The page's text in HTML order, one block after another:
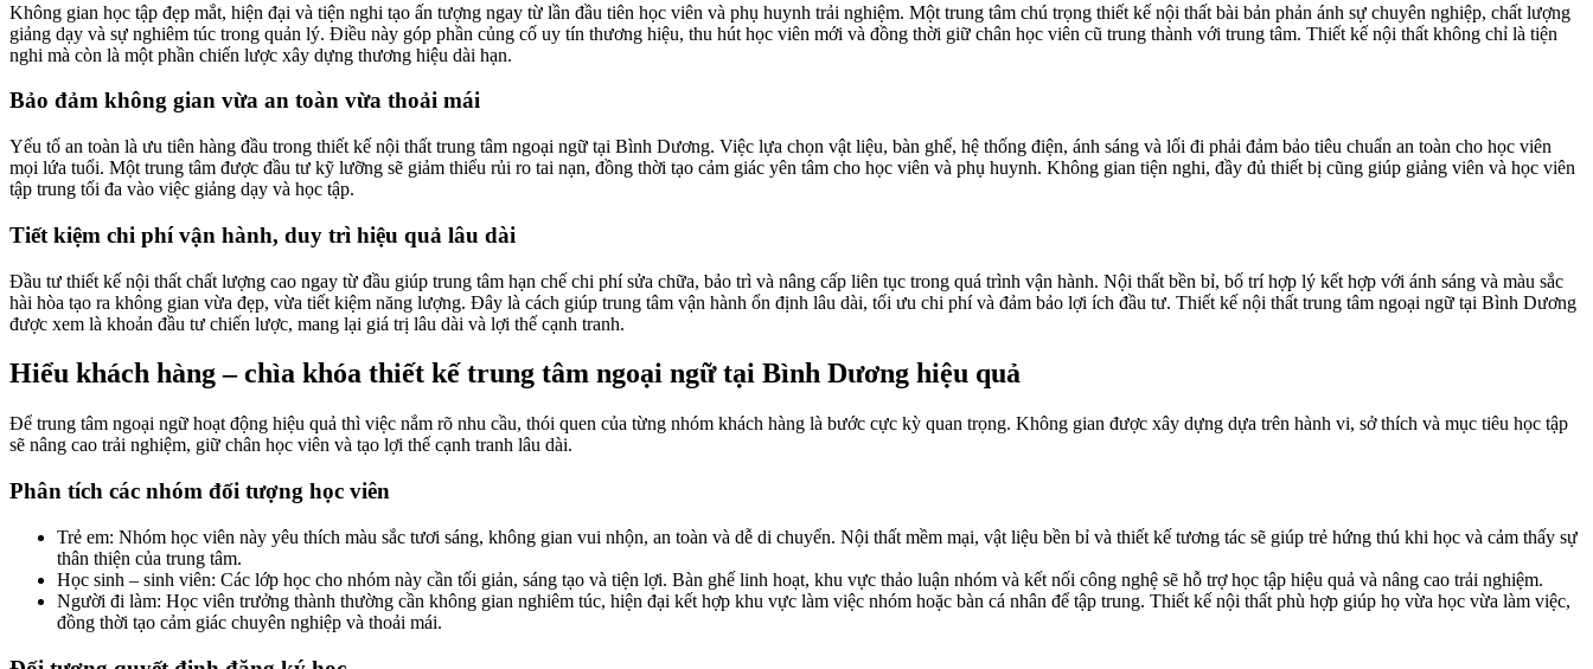
Không gian học tập đẹp mắt, hiện đại và tiện nghi tạo ấn tượng ngay từ lần đầu tiên học viên và phụ huynh trải nghiệm. Một trung tâm chú trọng thiết kế nội thất bài bản phản ánh sự chuyên nghiệp, chất lượng
giảng dạy và sự nghiêm túc trong quản lý. Điều này góp phần củng cố uy tín thương hiệu, thu hút học viên mới và đồng thời giữ chân học viên cũ trung thành với trung tâm. Thiết kế nội thất không chỉ là tiện
nghi mà còn là một phần chiến lược xây dựng thương hiệu dài hạn.
Bảo đảm không gian vừa an toàn vừa thoải mái
Yếu tố an toàn là ưu tiên hàng đầu trong thiết kế nội thất trung tâm ngoại ngữ tại Bình Dương. Việc lựa chọn vật liệu, bàn ghế, hệ thống điện, ánh sáng và lối đi phải đảm bảo tiêu chuẩn an toàn cho học viên
mọi lứa tuổi. Một trung tâm được đầu tư kỹ lưỡng sẽ giảm thiểu rủi ro tai nạn, đồng thời tạo cảm giác yên tâm cho học viên và phụ huynh. Không gian tiện nghi, đầy đủ thiết bị cũng giúp giảng viên và học viên
tập trung tối đa vào việc giảng dạy và học tập.
Tiết kiệm chi phí vận hành, duy trì hiệu quả lâu dài
Đầu tư thiết kế nội thất chất lượng cao ngay từ đầu giúp trung tâm hạn chế chi phí sửa chữa, bảo trì và nâng cấp liên tục trong quá trình vận hành. Nội thất bền bỉ, bố trí hợp lý kết hợp với ánh sáng và màu sắc
hài hòa tạo ra không gian vừa đẹp, vừa tiết kiệm năng lượng. Đây là cách giúp trung tâm vận hành ổn định lâu dài, tối ưu chi phí và đảm bảo lợi ích đầu tư. Thiết kế nội thất trung tâm ngoại ngữ tại Bình Dương
được xem là khoản đầu tư chiến lược, mang lại giá trị lâu dài và lợi thế cạnh tranh.
Hiểu khách hàng – chìa khóa thiết kế trung tâm ngoại ngữ tại Bình Dương hiệu quả
Để trung tâm ngoại ngữ hoạt động hiệu quả thì việc nắm rõ nhu cầu, thói quen của từng nhóm khách hàng là bước cực kỳ quan trọng. Không gian được xây dựng dựa trên hành vi, sở thích và mục tiêu học tập
sẽ nâng cao trải nghiệm, giữ chân học viên và tạo lợi thế cạnh tranh lâu dài.
Phân tích các nhóm đối tượng học viên
Trẻ em: Nhóm học viên này yêu thích màu sắc tươi sáng, không gian vui nhộn, an toàn và dễ di chuyển. Nội thất mềm mại, vật liệu bền bỉ và thiết kế tương tác sẽ giúp trẻ hứng thú khi học và cảm thấy sự
thân thiện của trung tâm.
Học sinh – sinh viên: Các lớp học cho nhóm này cần tối giản, sáng tạo và tiện lợi. Bàn ghế linh hoạt, khu vực thảo luận nhóm và kết nối công nghệ sẽ hỗ trợ học tập hiệu quả và nâng cao trải nghiệm.
Người đi làm: Học viên trưởng thành thường cần không gian nghiêm túc, hiện đại kết hợp khu vực làm việc nhóm hoặc bàn cá nhân để tập trung. Thiết kế nội thất phù hợp giúp họ vừa học vừa làm việc,
đồng thời tạo cảm giác chuyên nghiệp và thoải mái.